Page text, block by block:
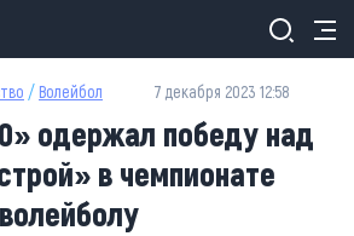
/ Волейбол 7 декабря 2023 12:58
одержал победу над
в чемпионате